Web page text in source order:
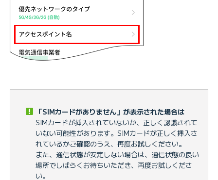
「SIMカードがありません」が表示された場合は
SIMカードが挿入されていないか、正しく認識されて
いない可能性があります。SIMカードが正しく挿入さ
れているかご確認のうえ、再度お試しください。
また、通信状態が安定しない場合は、通信状態の良い
場所でしばらくお待ちいただき、再度お試しくださ
い。